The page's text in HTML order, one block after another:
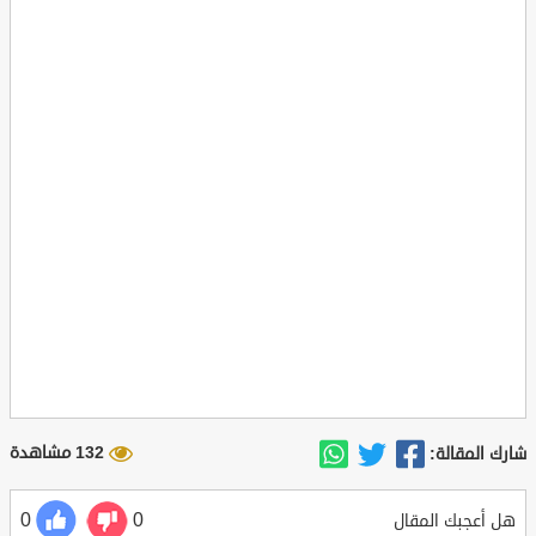
شارك المقالة: 132 مشاهدة
هل أعجبك المقال 0
0